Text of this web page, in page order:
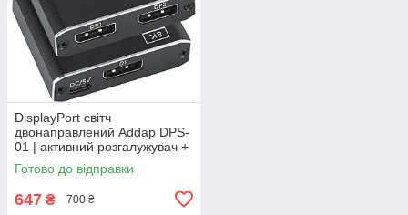
DisplayPort світч
двонаправлений Addap DPS-
01 | активний розгалужувач +
комутатор для відео та аудіо
потоку, 8K/30Hz
Готово до відправки
647 ₴ 700 ₴